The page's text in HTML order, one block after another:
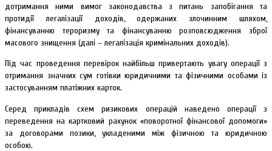
дотримання ними вимог законодавства з питань запобігання та
протидії легалізації доходів, одержаних злочинним шляхом,
фінансуванню тероризму та фінансуванню розповсюдження зброї
масового знищення (далі – легалізація кримінальних доходів).
Під час проведення перевірок найбільш привертають увагу операції з
отримання значних сум готівки юридичними та фізичними особами із
застосуванням платіжних карток.
Серед прикладів схем ризикових операцій наведено операції з
переведення на картковий рахунок «поворотної фінансової допомоги»
за договорами позики, укладеними між фізичною та юридичною
особою.